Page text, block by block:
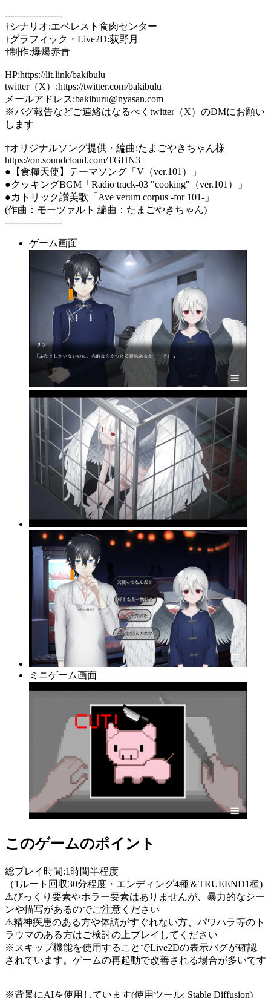
-------------------
†シナリオ:エベレスト食肉センター
†グラフィック・Live2D:荻野月
†制作:爆爆赤青
HP:https://lit.link/bakibulu
twitter（X）:https://twitter.com/bakibulu
メールアドレス:bakiburu@nyasan.com
※バグ報告などご連絡はなるべくtwitter（X）のDMにお願い
します
†オリジナルソング提供・編曲:たまごやきちゃん様
https://on.soundcloud.com/TGHN3
●【食糧天使】テーマソング「V（ver.101）」
●クッキングBGM「Radio track-03 "cooking"（ver.101）」
●カトリック讃美歌「Ave verum corpus -for 101-」
(作曲：モーツァルト 編曲：たまごやきちゃん)
-------------------
ゲーム画面
ミニゲーム画面
このゲームのポイント
総プレイ時間:1時間半程度
（1ルート回収30分程度・エンディング4種＆TRUEEND1種)
⚠びっくり要素やホラー要素はありませんが、暴力的なシー
ンや描写があるのでご注意ください
⚠精神疾患のある方や体調がすぐれない方、パワハラ等のト
ラウマのある方はご検討の上プレイしてください
※スキップ機能を使用することでLive2Dの表示バグが確認
されています。ゲームの再起動で改善される場合が多いです
※背景にAIを使用しています(使用ツール: Stable Diffusion)